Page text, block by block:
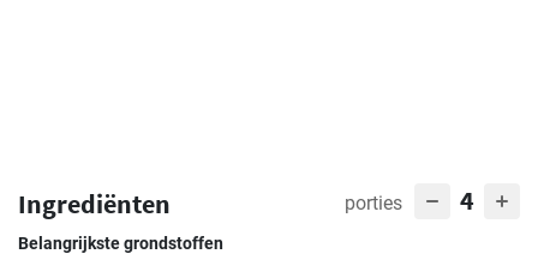
Ingrediënten porties 4
Belangrijkste grondstoffen